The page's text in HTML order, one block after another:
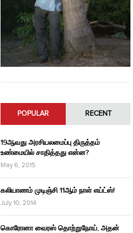
POPULAR RECENT
19ஆவது அரசியலமைப்பு திருத்தம்
உண்மையில் சாதித்தது என்ன?
May 6, 2015
கலியாணம் முடிஞ்சி 11ஆம் நாள் எய்ட்ஸ்!
July 10, 2014
கொரோனா வைரஸ் தொற்றுநோய், அதன்